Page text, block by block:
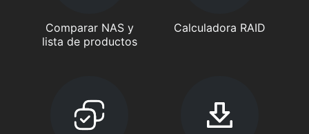
Comparar NAS y
lista de productos
Calculadora RAID